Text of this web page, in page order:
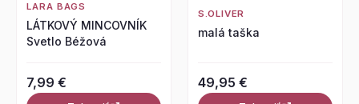
LARA BAGS
LÁTKOVÝ MINCOVNÍK
Svetlo Béžová
7,99 €
S.OLIVER
malá taška
49,95 €